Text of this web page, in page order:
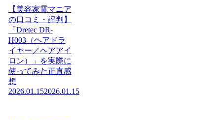
【美容家電マニア
の口コミ・評判】
「Dretec DR-
H003（ヘアドラ
イヤー／ヘアアイ
ロン）」を実際に
使ってみた正直感
想
2026.01.152026.01.15